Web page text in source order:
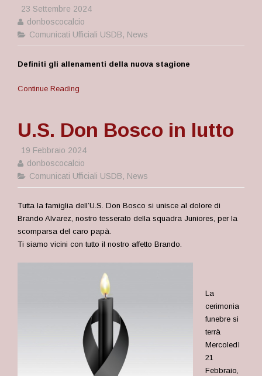
23 Settembre 2024
donboscocalcio
Comunicati Ufficiali USDB, News
Definiti gli allenamenti della nuova stagione
Continue Reading
U.S. Don Bosco in lutto
19 Febbraio 2024
donboscocalcio
Comunicati Ufficiali USDB, News
Tutta la famiglia dell’U.S. Don Bosco si unisce al dolore di
Brando Alvarez, nostro tesserato della squadra Juniores, per la
scomparsa del caro papà.
Ti siamo vicini con tutto il nostro affetto Brando.
La
cerimonia
funebre si
terrà
Mercoledì
21
Febbraio,